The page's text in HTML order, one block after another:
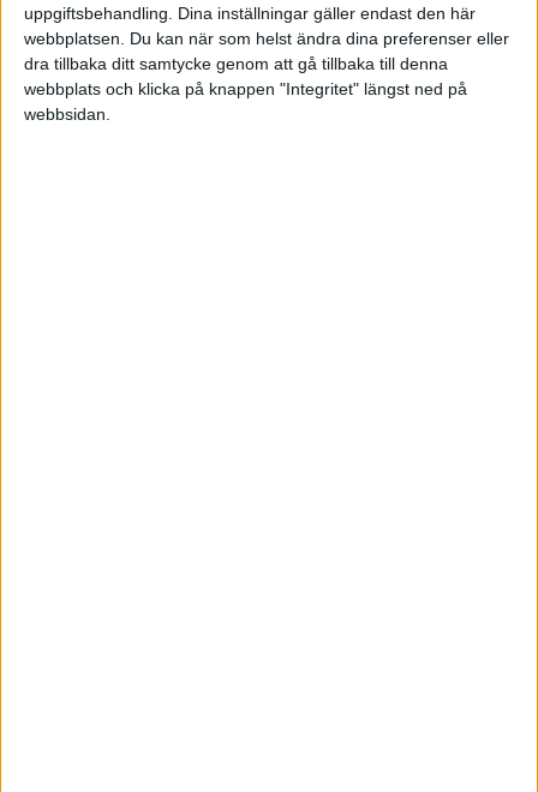
uppgiftsbehandling. Dina inställningar gäller endast den här
webbplatsen. Du kan när som helst ändra dina preferenser eller
dra tillbaka ditt samtycke genom att gå tillbaka till denna
webbplats och klicka på knappen "Integritet" längst ned på
webbsidan.
arbetstagare kan dra av. dvs resor till och från
din arbetsplats. Så har du resor från hemmet till
ditt kontor (som då inte är i hemmet) så kan du
dra av detta men får inte dra dom första 8000:-